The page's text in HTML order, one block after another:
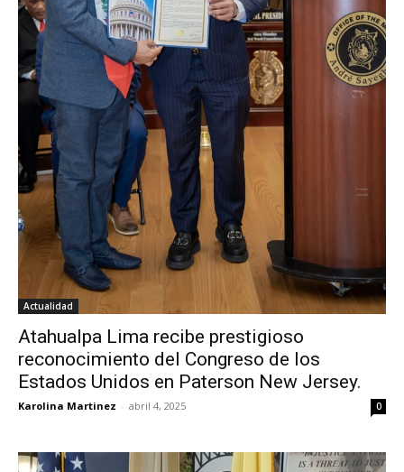
Actualidad
Atahualpa Lima recibe prestigioso
reconocimiento del Congreso de los
Estados Unidos en Paterson New Jersey.
Karolina Martinez - abril 4, 2025 0